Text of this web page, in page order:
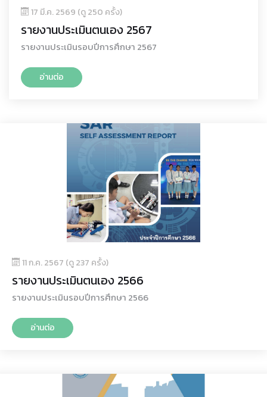
17 มี.ค. 2569 (ดู 250 ครั้ง)
รายงานประเมินตนเอง 2567
รายงานประเมินรอบปีการศึกษา 2567
อ่านต่อ
11 ก.ค. 2567 (ดู 237 ครั้ง)
รายงานประเมินตนเอง 2566
รายงานประเมินรอบปีการศึกษา 2566
อ่านต่อ